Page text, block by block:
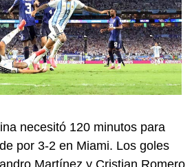
necesitó 120 minutos para
por 3-2 en Miami. Los goles
Martínez y Cristian Romero